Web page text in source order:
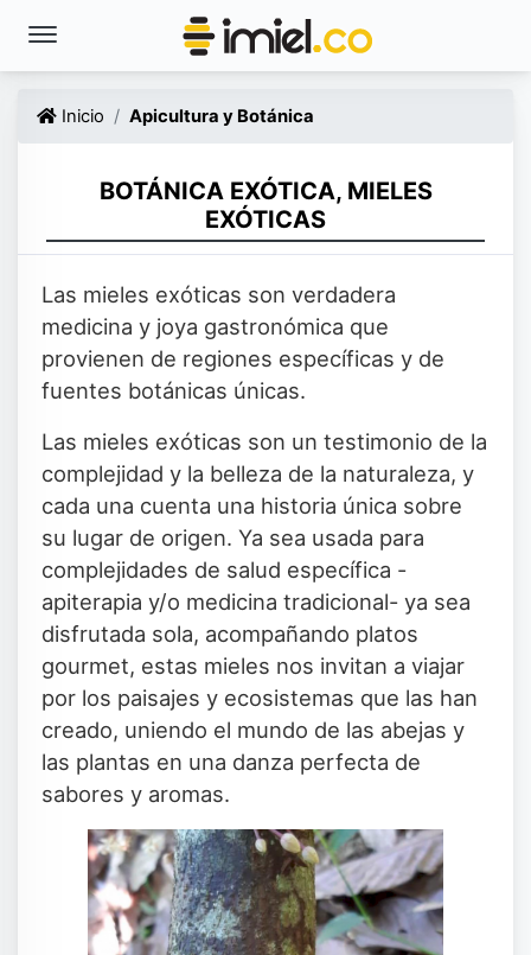
Inicio Apicultura y Botánica
BOTÁNICA EXÓTICA, MIELES
EXÓTICAS
Las mieles exóticas son verdadera
medicina y joya gastronómica que
provienen de regiones específicas y de
fuentes botánicas únicas.
Las mieles exóticas son un testimonio de la
complejidad y la belleza de la naturaleza, y
cada una cuenta una historia única sobre
su lugar de origen. Ya sea usada para
complejidades de salud específica -
apiterapia y/o medicina tradicional- ya sea
disfrutada sola, acompañando platos
gourmet, estas mieles nos invitan a viajar
por los paisajes y ecosistemas que las han
creado, uniendo el mundo de las abejas y
las plantas en una danza perfecta de
sabores y aromas.